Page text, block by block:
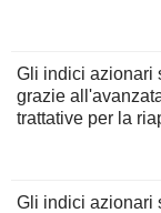
Gli indici azionari
grazie
trattative per la
Gli indici azionari